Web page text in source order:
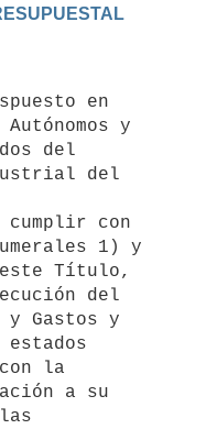
y
del
del
1) y
Título,
del
y Gastos y
la
a su